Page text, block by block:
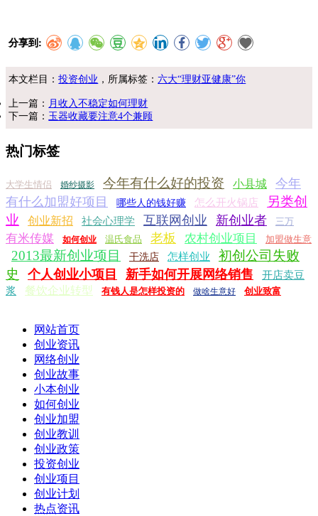
分享到:
本文栏目：投资创业 ，所属标签：六大“理财亚健康”你
上一篇： 月收入不稳定如何理财
下一篇： 玉器收藏要注意4个兼顾
热门标签
大学生情侣 婚纱摄影 今年有什么好的投资 小县城
今年
有什么加盟好项目
哪些人的钱好赚 怎么开火锅店
另类创
业
创业新招 社会心理学 互联网创业 新创业者 三万
有米传媒 如何创业 温氏食品 老板 农村创业项目 加盟做生意
2013最新创业项目 干洗店 怎样创业
初创公司失败
史
个人创业小项目 新手如何开展网络销售
开店卖豆
浆
餐饮企业转型 有钱人是怎样投资的 做啥生意好 创业致富
网站首页
创业资讯
网络创业
创业故事
小本创业
如何创业
创业加盟
创业教训
创业政策
投资创业
创业项目
创业计划
热点资讯